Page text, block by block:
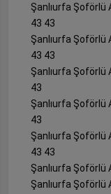
Şanlıurfa Şoförlü
43 43
Şanlıurfa Şoförlü
43 43
Şanlıurfa Şoförlü
43
Şanlıurfa Şoförlü
43
Şanlıurfa Şoförlü
43 43
Şanlıurfa Şoförlü
Şanlıurfa Şoförlü